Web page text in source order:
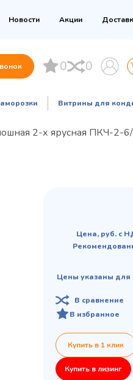
Новости Акции
0 0
Витрины для
2-х ярусная ПКЧ-2-
Цена, руб. с
Цены указаны для
В сравнение
В избранное
Купить в 1 клик
Купить в лизинг